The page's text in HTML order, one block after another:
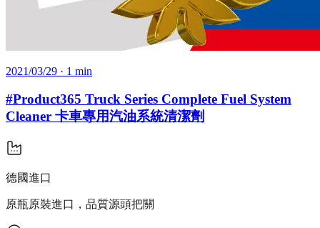
2021/03/29 · 1 min
#Product365 Truck Series Complete Fuel System
Cleaner 卡車專用汽油系統清潔劑
德國進口
原瓶原裝進口，品質源頭把關